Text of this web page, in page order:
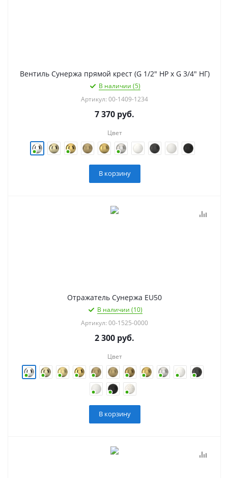
Вентиль Сунержа прямой крест (G 1/2" НР х G 3/4" НГ)
В наличии (5)
Артикул: 00-1409-1234
7 370 руб.
Цвет
В корзину
Отражатель Сунержа EU50
В наличии (10)
Артикул: 00-1525-0000
2 300 руб.
Цвет
В корзину